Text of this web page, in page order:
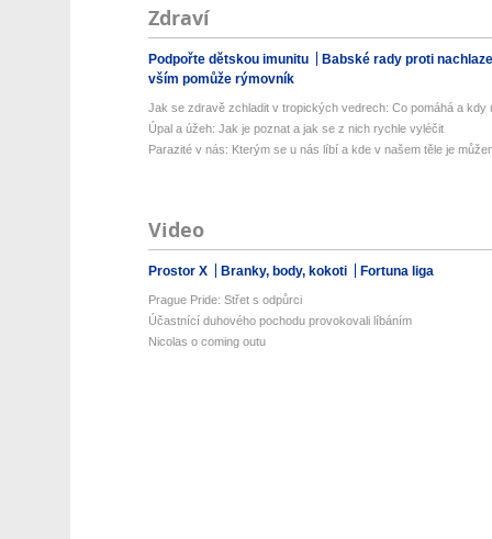
Zdraví
Podpořte dětskou imunitu
Babské rady proti
vším pomůže rýmovník
Jak se zdravě zchladit v tropických vedrech: Co pomáhá a kdy
Úpal a úžeh: Jak je poznat a jak se z nich rychle vyléčit
Parazité v nás: Kterým se u nás líbí a kde v našem těle je
Video
Prostor X Branky, body, kokoti Fortuna liga
Prague Pride: Střet s odpůrci
Účastnící duhového pochodu provokovali líbáním
Nicolas o coming outu